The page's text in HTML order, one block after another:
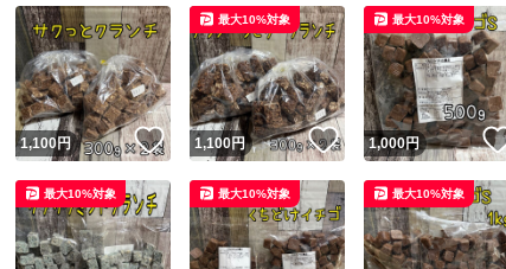
いいね！
1,100円 いいね！
1,100円 いいね！
最大10%対象
1,000円
最大10%対象
最大10%対象 最大10%対象 最大10%対象